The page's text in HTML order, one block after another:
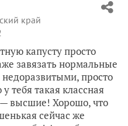
край
капусту просто
завязать нормальные
недоразвитыми, просто
тебя такая классная
— высшие! Хорошо, что
сейчас же